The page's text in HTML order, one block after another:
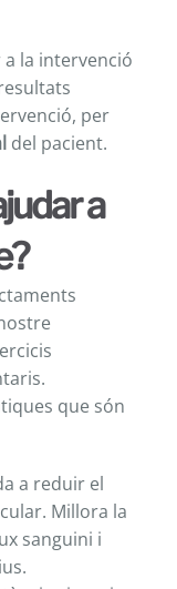
la intervenció
per
del pacient.
a
que són
a reduir el
Millora la
sanguini i